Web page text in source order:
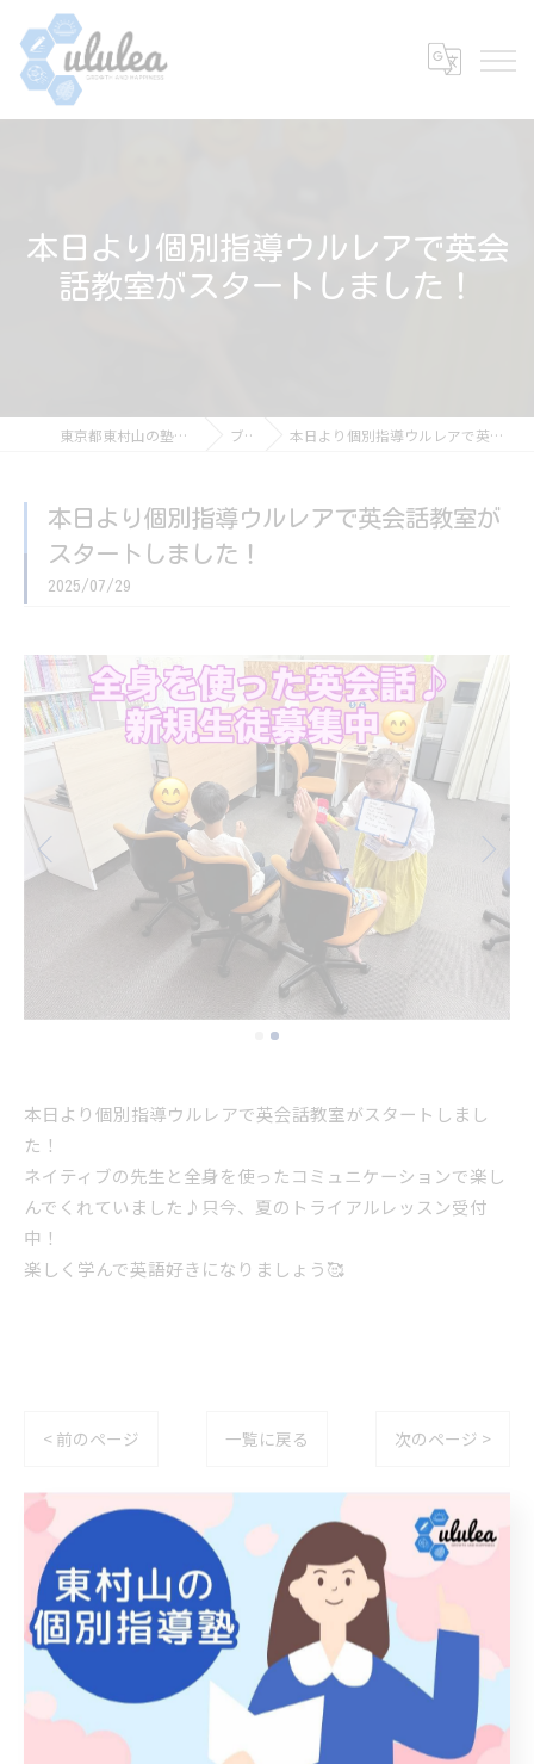
本日より個別指導ウルレアで英会
話教室がスタートしました！
東京都東村山の塾なら個別指導 ululea ブログ 本日より個別指導ウルレアで英会話教室がスタートしました！
本日より個別指導ウルレアで英会話教室が
スタートしました！
2025/07/29
本日より個別指導ウルレアで英会話教室がスタートしまし
た！
ネイティブの先生と全身を使ったコミュニケーションで楽し
んでくれていました♪只今、夏のトライアルレッスン受付
中！
楽しく学んで英語好きになりましょう🥰
< 前のページ 一覧に戻る 次のページ >
カテゴリー Categories
全てのカテゴリー
小学生
中学生